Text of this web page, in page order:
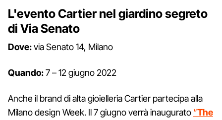
L'evento Cartier nel giardino segreto
di Via Senato
Dove:via Senato 14, Milano
Quando:7 – 12 giugno 2022
Anche il brand di alta gioielleria Cartier partecipa alla
Milano design Week. Il 7 giugno verrà inaugurato “The